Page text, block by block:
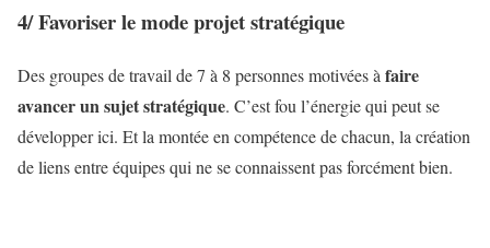
4/ Favoriser le mode projet stratégique
Des groupes de travail de 7 à 8 personnes motivées à faire
avancer un sujet stratégique. C’est fou l’énergie qui peut se
développer ici. Et la montée en compétence de chacun, la création
de liens entre équipes qui ne se connaissent pas forcément bien.